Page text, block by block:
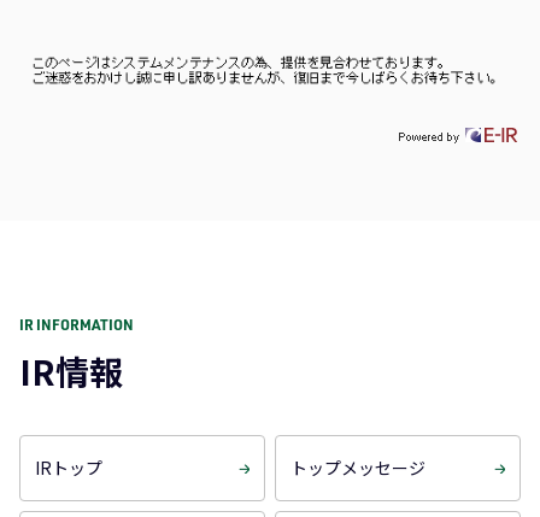
IR INFORMATION
IR情報
IRトップ トップメッセージ